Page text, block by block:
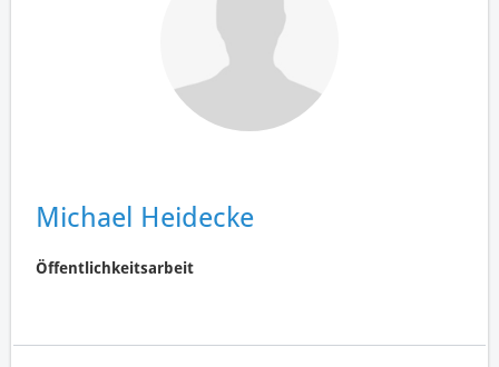
Michael Heidecke
Öffentlichkeitsarbeit